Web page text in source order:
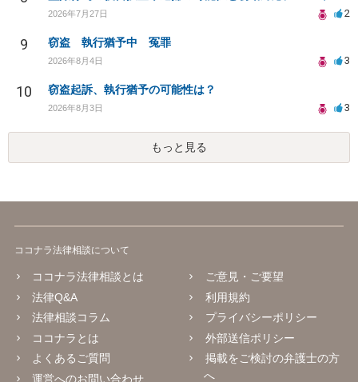
2026年7月27日 2
9 窃盗 執行猶予中 冤罪
2026年8月4日 3
10 窃盗起訴、執行猶予の可能性は？
2026年8月3日 3
もっと見る
ココナラ法律相談について
ココナラ法律相談とは
法律Q&A
法律相談コラム
ココナラとは
よくあるご質問
運営へのお問い合わせ
ご意見・ご要望
利用規約
プライバシーポリシー
外部送信ポリシー
掲載をご検討の弁護士の方
へ